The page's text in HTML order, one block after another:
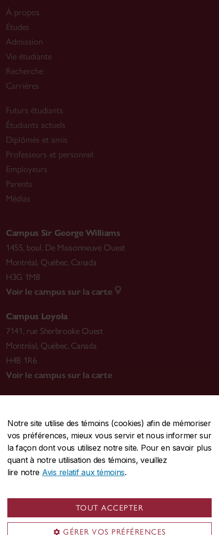
Notre site utilise des témoins (cookies) afin de mémoriser
vos préférences, mieux vous servir et nous informer sur
la façon dont vous utilisez notre site. Pour en savoir plus
quant à notre utilisation des témoins, veuillez
lire notre Avis relatif aux témoins.
TOUT ACCEPTER
GÉRER VOS PRÉFÉRENCES
À propos
Études
Admission
Vie étudiante
Recherche
Carrières
Futurs étudiants
Étudiants actuels
Diplômés et amis
Professeurs et personnel
Employeurs
Parents
Médias
Campus Sir George Williams
1455, boul. De Maisonneuve Ouest
Montréal, Québec, Canada
H3G 1M8
Voir le campus sur la carte
Campus Loyola
7141, rue Sherbrooke Ouest
Montréal, Québec, Canada
H4B 1R6
Voir le campus sur la carte
CENTRALE514-848-2424
URGENCE514-848-3717
Protection et prévention | Accessibilité | Confidentialité
Conditions d'utilisation | Gérer les témoins
© Université Concordia. Montréal, QC, Canada